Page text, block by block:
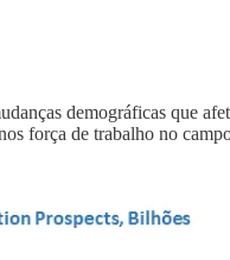
demográficas que
força de trabalho no